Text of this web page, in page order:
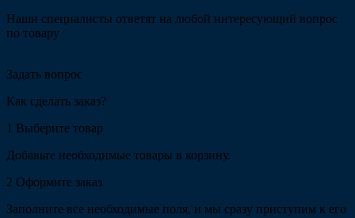
Наши специалисты ответят на любой интересующий вопрос
по товару
Задать вопрос
Как сделать заказ?
1 Выберите товар
Добавьте необходимые товары в корзину.
2 Оформите заказ
Заполните все необходимые поля, и мы сразу приступим к его